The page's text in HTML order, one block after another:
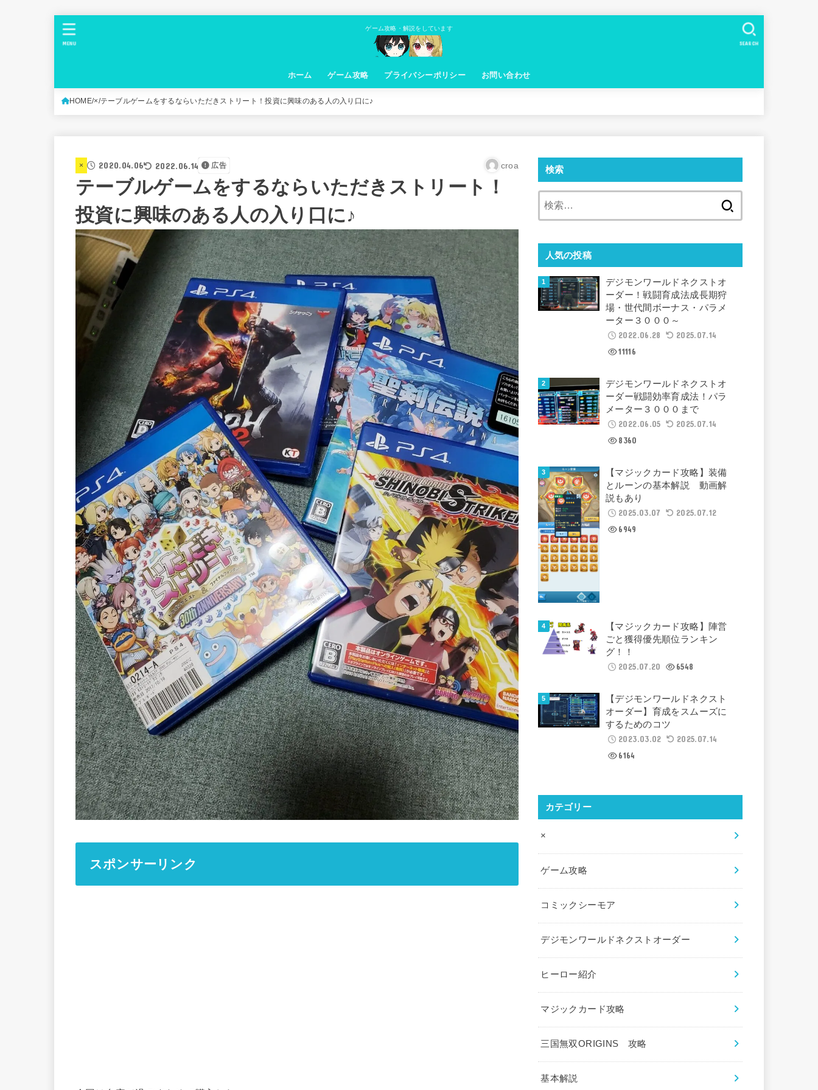
ゲーム攻略・解説をしています
ホーム ゲーム攻略 プライバシーポリシー お問い合わせ
SEARCH
MENU
HOME × テーブルゲームをするならいただきストリート！投資に興味のある人の入り口に♪
× 2020.04.06 2022.06.14 広告 croa
テーブルゲームをするならいただきストリート！
投資に興味のある人の入り口に♪
スポンサーリンク
検索
人気の投稿
デジモンワールドネクストオ
ーダー！戦闘育成法成長期狩
場・世代間ボーナス・パラメ
ーター３０００～
2022.06.28
2025.07.14
11116
デジモンワールドネクストオ
ーダー戦闘効率育成法！パラ
メーター３０００まで
2022.06.05
2025.07.14
8360
【マジックカード攻略】装備
とルーンの基本解説 動画解
説もあり
2025.03.07
2025.07.12
6949
【マジックカード攻略】陣営
ごと獲得優先順位ランキン
グ！！
2025.07.20
6548
【デジモンワールドネクスト
オーダー】育成をスムーズに
するためのコツ
2023.03.02
2025.07.14
6164
カテゴリー
×
ゲーム攻略
コミックシーモア
デジモンワールドネクストオーダー
ヒーロー紹介
マジックカード攻略
三国無双ORIGINS 攻略
基本解説